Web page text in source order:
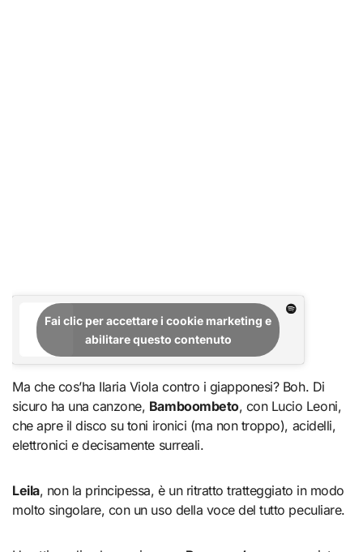
Fai clic per accettare i cookie marketing e
abilitare questo contenuto
Ma che cos’ha Ilaria Viola contro i giapponesi? Boh. Di
sicuro ha una canzone, Bamboombeto, con Lucio Leoni,
che apre il disco su toni ironici (ma non troppo), acidelli,
elettronici e decisamente surreali.
Leila, non la principessa, è un ritratto tratteggiato in modo
molto singolare, con un uso della voce del tutto peculiare.